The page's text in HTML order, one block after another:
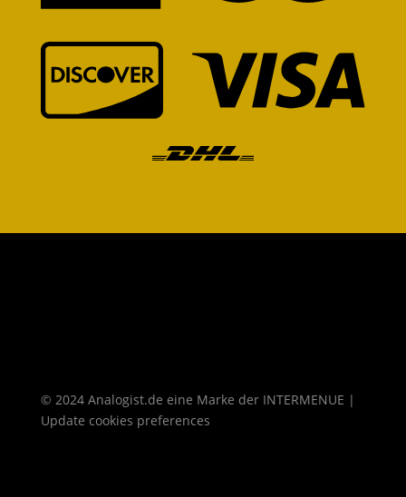
© 2024 Analogist.de eine Marke der INTERMENUE |
Update cookies preferences